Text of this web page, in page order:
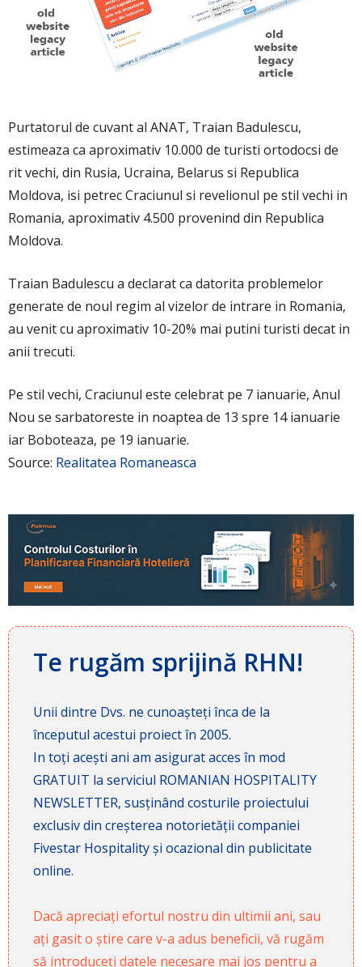
Purtatorul de cuvant al ANAT, Traian Badulescu,
estimeaza ca aproximativ 10.000 de turisti ortodocsi de
rit vechi, din Rusia, Ucraina, Belarus si Republica
Moldova, isi petrec Craciunul si revelionul pe stil vechi in
Romania, aproximativ 4.500 provenind din Republica
Moldova.
Traian Badulescu a declarat ca datorita problemelor
generate de noul regim al vizelor de intrare in Romania,
au venit cu aproximativ 10-20% mai putini turisti decat in
anii trecuti.
Pe stil vechi, Craciunul este celebrat pe 7 ianuarie, Anul
Nou se sarbatoreste in noaptea de 13 spre 14 ianuarie
iar Boboteaza, pe 19 ianuarie.
Source: Realitatea Romaneasca
Te rugăm sprijină RHN!
Unii dintre Dvs. ne cunoașteți înca de la
începutul acestui proiect în 2005.
In toți acești ani am asigurat acces în mod
GRATUIT la serviciul ROMANIAN HOSPITALITY
NEWSLETTER, susținând costurile proiectului
exclusiv din creșterea notorietății companiei
Fivestar Hospitality și ocazional din publicitate
online.
Dacă apreciați efortul nostru din ultimii ani, sau
ați gasit o știre care v-a adus beneficii, vă rugăm
să introduceți datele necesare mai jos pentru a